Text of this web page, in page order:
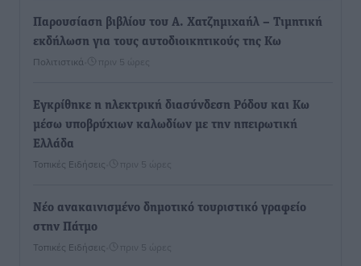
Παρουσίαση βιβλίου του Α. Χατζημιχαήλ – Τιμητική
εκδήλωση για τους αυτοδιοικητικούς της Κω
Πολιτιστικά πριν 5 ώρες
Εγκρίθηκε η ηλεκτρική διασύνδεση Ρόδου και Κω
μέσω υποβρύχιων καλωδίων με την ηπειρωτική
Ελλάδα
Τοπικές Ειδήσεις πριν 5 ώρες
Νέο ανακαινισμένο δημοτικό τουριστικό γραφείο
στην Πάτμο
Τοπικές Ειδήσεις πριν 5 ώρες